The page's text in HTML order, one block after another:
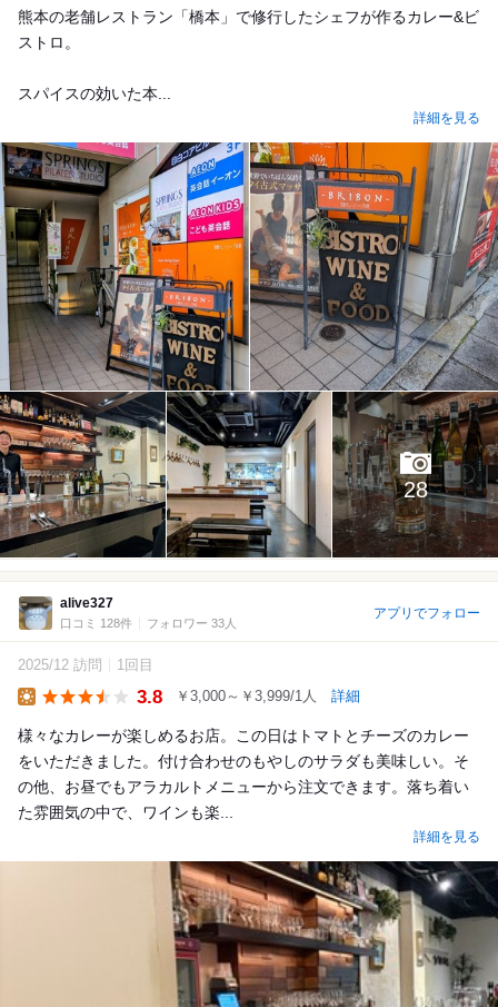
熊本の老舗レストラン「橋本」で修行したシェフが作るカレー&ビ
ストロ。
スパイスの効いた本...
詳細を見る
28
alive327
口コミ 128件 フォロワー 33人
アプリでフォロー
2025/12 訪問 1回目
3.8 ￥3,000～￥3,999/1人 詳細
様々なカレーが楽しめるお店。この日はトマトとチーズのカレー
をいただきました。付け合わせのもやしのサラダも美味しい。そ
の他、お昼でもアラカルトメニューから注文できます。落ち着い
た雰囲気の中で、ワインも楽...
詳細を見る